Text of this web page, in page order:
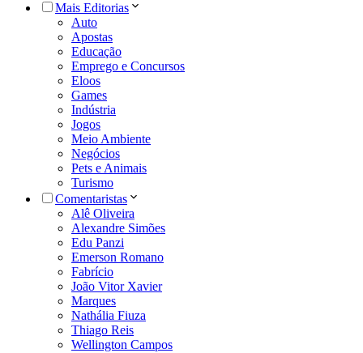
Mais Editorias
Auto
Apostas
Educação
Emprego e Concursos
Eloos
Games
Indústria
Jogos
Meio Ambiente
Negócios
Pets e Animais
Turismo
Comentaristas
Alê Oliveira
Alexandre Simões
Edu Panzi
Emerson Romano
Fabrício
João Vitor Xavier
Marques
Nathália Fiuza
Thiago Reis
Wellington Campos